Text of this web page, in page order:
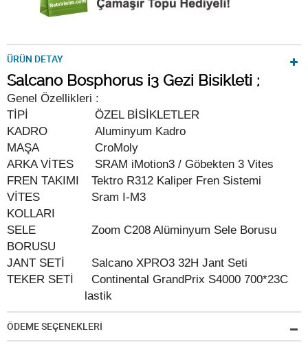
ÜRÜN DETAY
Salcano Bosphorus i3 Gezi Bisikleti ;
Genel Özellikleri :
TİPİ
ÖZEL BİSİKLETLER
KADRO
Aluminyum Kadro
MAŞA
CroMoly
ARKA VİTES
SRAM iMotion3 / Göbekten 3 Vites
FREN TAKIMI
Tektro R312 Kaliper Fren Sistemi
VİTES
KOLLARI
Sram I-M3
SELE
BORUSU
Zoom C208 Alüminyum Sele Borusu
JANT SETİ
Salcano XPRO3 32H Jant Seti
TEKER SETİ
Continental GrandPrix S4000 700*23C
lastik
ÖDEME SEÇENEKLERİ